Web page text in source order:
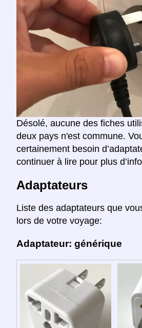
Désolé, aucune des fiches
deux pays n'est commune.
certainement besoin
continuer à lire pour plus
Adaptateurs
Liste des adaptateurs que
lors de votre voyage:
Adaptateur: générique